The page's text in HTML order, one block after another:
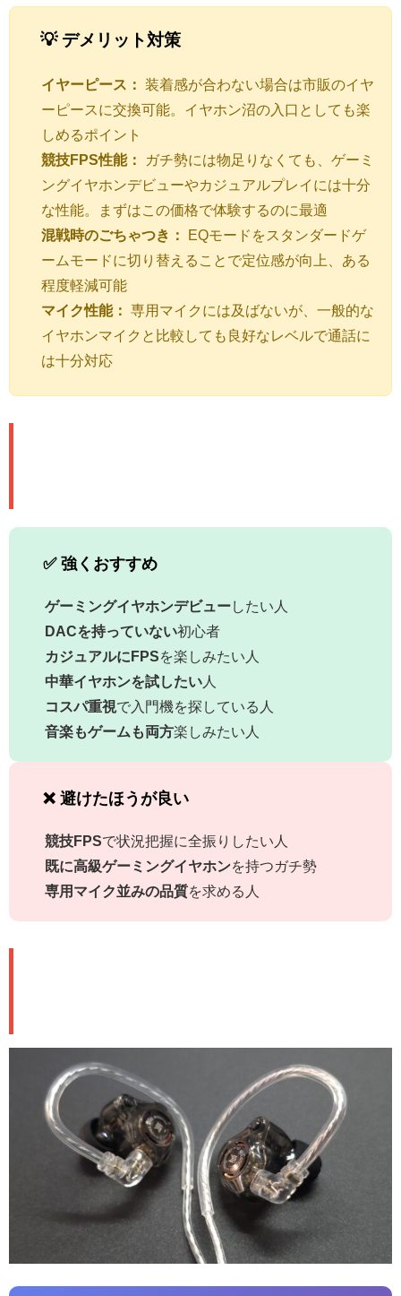
💡 デメリット対策
イヤーピース：
装着感が合わない場合は市販のイヤ
ーピースに交換可能。イヤホン沼の入口としても楽
しめるポイント
競技FPS性能：
ガチ勢には物足りなくても、ゲーミ
ングイヤホンデビューやカジュアルプレイには十分
な性能。まずはこの価格で体験するのに最適
混戦時のごちゃつき：
EQモードをスタンダードゲ
ームモードに切り替えることで定位感が向上、ある
程度軽減可能
マイク性能：
専用マイクには及ばないが、一般的な
イヤホンマイクと比較しても良好なレベルで通話に
は十分対応
✅ 強くおすすめ
ゲーミングイヤホンデビューしたい人
DACを持っていない初心者
カジュアルにFPSを楽しみたい人
中華イヤホンを試したい 人
コスパ重視で入門機を探している人
音楽もゲームも両方楽しみたい人
❌ 避けたほうが良い
競技FPSで状況把握に全振りしたい人
既に高級ゲーミングイヤホンを持つガチ勢
専用マイク並みの品質を求める人